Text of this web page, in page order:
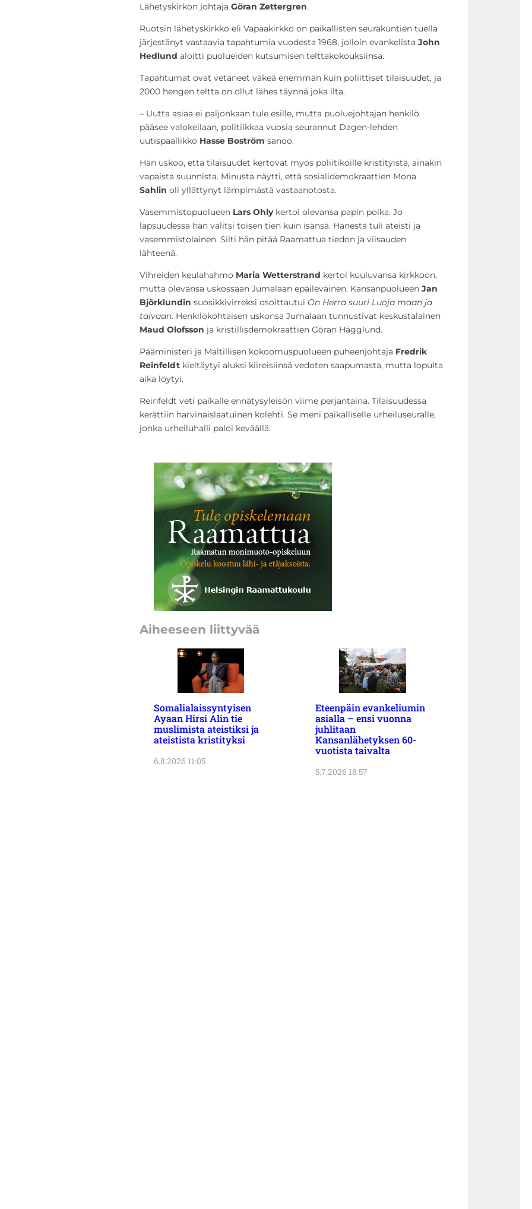
Lähetyskirkon johtaja Göran Zettergren.
Ruotsin lähetyskirkko eli Vapaakirkko on paikallisten seurakuntien tuella
järjestänyt vastaavia tapahtumia vuodesta 1968, jolloin evankelista John
Hedlund aloitti puolueiden kutsumisen telttakokouksiinsa.
Tapahtumat ovat vetäneet väkeä enemmän kuin poliittiset tilaisuudet, ja
2000 hengen teltta on ollut lähes täynnä joka ilta.
– Uutta asiaa ei paljonkaan tule esille, mutta puoluejohtajan henkilö
pääsee valokeilaan, politiikkaa vuosia seurannut Dagen-lehden
uutispäällikkö Hasse Boström sanoo.
Hän uskoo, että tilaisuudet kertovat myös poliitikoille kristityistä, ainakin
vapaista suunnista. Minusta näytti, että sosialidemokraattien Mona
Sahlin oli yllättynyt lämpimästä vastaanotosta.
Vasemmistopuolueen Lars Ohlykertoi olevansa papin poika. Jo
lapsuudessa hän valitsi toisen tien kuin isänsä. Hänestä tuli ateisti ja
vasemmistolainen. Silti hän pitää Raamattua tiedon ja viisauden
lähteenä.
Vihreiden keulahahmo Maria Wetterstrand kertoi kuuluvansa kirkkoon,
mutta olevansa uskossaan Jumalaan epäileväinen. Kansanpuolueen Jan
Björklundin suosikkivirreksi osoittautui On Herra suuri Luoja maan ja
taivaan. Henkilökohtaisen uskonsa Jumalaan tunnustivat keskustalainen
Maud Olofsson ja kristillisdemokraattien Göran Hägglund.
Pääministeri ja Maltillisen kokoomuspuolueen puheenjohtaja Fredrik
Reinfeldtkieltäytyi aluksi kiireisiinsä vedoten saapumasta, mutta lopulta
aika löytyi.
Reinfeldt veti paikalle ennätysyleisön viime perjantaina. Tilaisuudessa
kerättiin harvinaislaatuinen kolehti. Se meni paikalliselle urheiluseuralle,
jonka urheiluhalli paloi keväällä.
Aiheeseen liittyvää
Somalialaissyntyisen
Ayaan Hirsi Alin tie
muslimista ateistiksi ja
ateistista kristityksi
6.8.2026 11:05
Eteenpäin evankeliumin
asialla – ensi vuonna
juhlitaan
Kansanlähetyksen 60-
vuotista taivalta
5.7.2026 18:57